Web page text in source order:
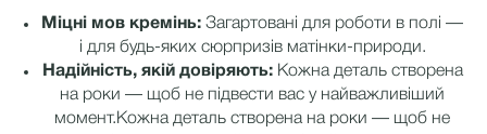
Міцні мов кремінь: Загартовані для роботи в полі —
і для будь-яких сюрпризів матінки-природи.
Надійність, якій довіряють:Кожна деталь створена
на роки — щоб не підвести вас у найважливіший
момент. Кожна деталь створена на роки — щоб не